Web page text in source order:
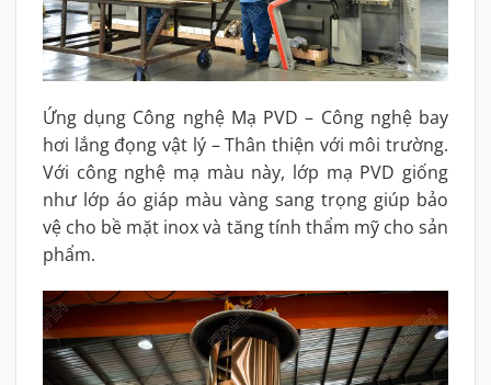
Ứng dụng Công nghệ Mạ PVD – Công nghệ bay
hơi lắng đọng vật lý – Thân thiện với môi trường.
Với công nghệ mạ màu này, lớp mạ PVD giống
như lớp áo giáp màu vàng sang trọng giúp bảo
vệ cho bề mặt inox và tăng tính thẩm mỹ cho sản
phẩm.